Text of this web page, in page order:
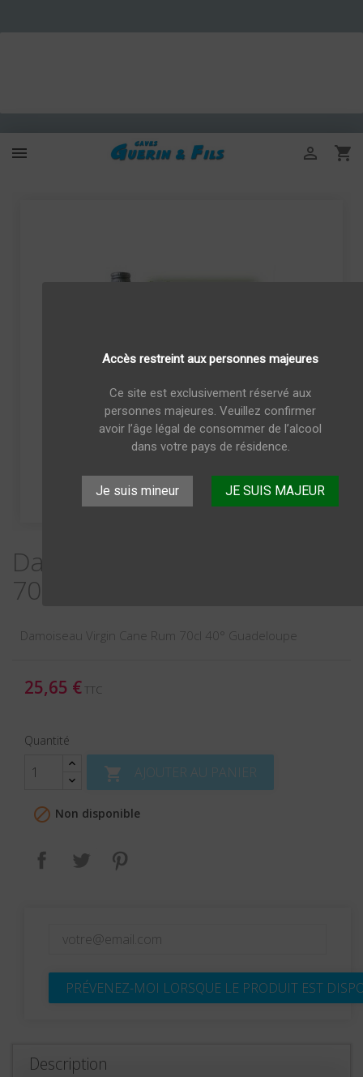
Accès restreint aux personnes majeures
Ce site est exclusivement réservé aux
personnes majeures. Veuillez confirmer
avoir l’âge légal de consommer de l’alcool
dans votre pays de résidence.
Je suis mineur JE SUIS MAJEUR
 

Damoiseau Virgin Cane Rum
70cl Guadeloupe
Damoiseau Virgin Cane Rum 70cl 40° Guadeloupe
25,65 € TTC
Quantité
 AJOUTER AU PANIER
 Non disponible
Partager Tweet
PRÉVENEZ-MOI LORSQUE LE PRODUIT EST
Description